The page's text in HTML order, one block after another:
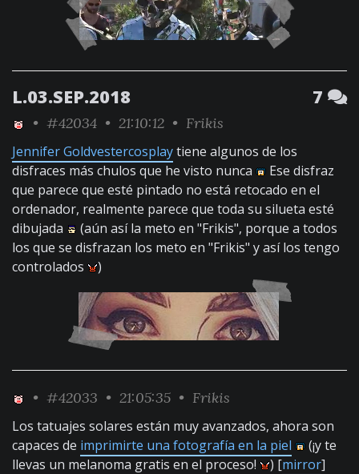
L.03.SEP.2018 7
• #42034 • 21:10:12 • Frikis
Jennifer Goldvestercosplaytiene algunos de los
disfraces más chulos que he visto nunca
Ese disfraz
que parece que esté pintado no está retocado en el
ordenador, realmente parece que toda su silueta esté
dibujada
(aún así la meto en "Frikis", porque a todos
los que se disfrazan los meto en "Frikis" y así los tengo
controlados
)
• #42033 • 21:05:35 • Frikis
Los tatuajes solares están muy avanzados, ahora son
capaces de imprimirte una fotografía en la piel
(¡y te
llevas un melanoma gratis en el proceso!
) [mirror]